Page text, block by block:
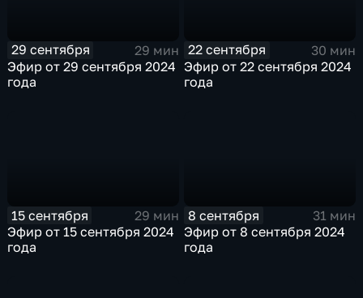
29 сентября
29 мин
Эфир от 29 сентября 2024
года
22 сентября
30 мин
Эфир от 22 сентября 2024
года
15 сентября
29 мин
Эфир от 15 сентября 2024
года
8 сентября
31 мин
Эфир от 8 сентября 2024
года